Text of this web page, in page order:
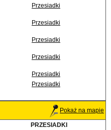
Przesiadki
Przesiadki
Przesiadki
Przesiadki
Przesiadki
Przesiadki
Pokaż na mapie
PRZESIADKI